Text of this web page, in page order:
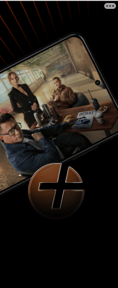
розыска,
дальше своего
слабая,